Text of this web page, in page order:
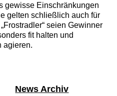
gewisse Einschränkungen
gelten schließlich auch für
seien Gewinner
fit halten und
agieren.
News Archiv